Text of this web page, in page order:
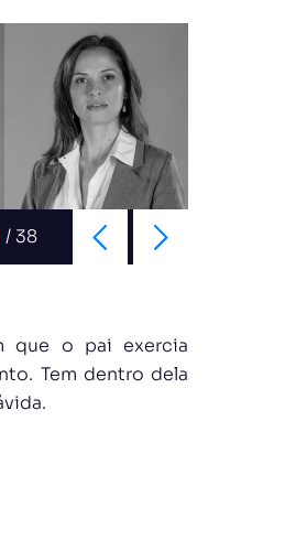
/ 38
que o pai exercia
Tem dentro dela